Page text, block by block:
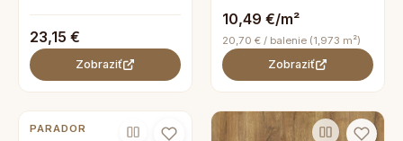
23,15 €
Zobraziť
10,49 €/m²
20,70 € / balenie (1,973 m²)
Zobraziť
PARADOR